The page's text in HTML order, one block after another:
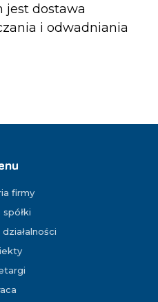
jest dostawa
i odwadniania
firmy
spółki